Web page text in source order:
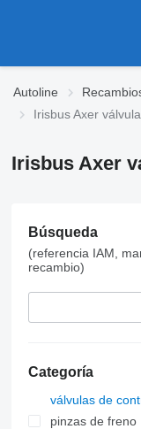
Autoline
Irisbus Axer
Irisbus Axer
Búsqueda
(referencia IAM,
recambio)
Categoría
válvulas de
pinzas de freno